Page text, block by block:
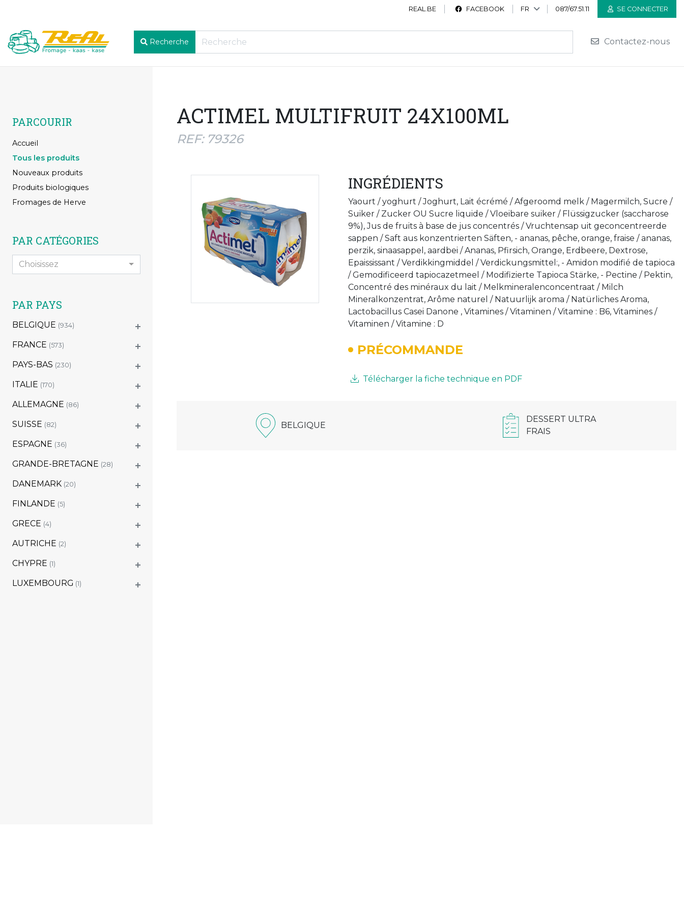
REAL.BE FACEBOOK FR 087/67.51.11 SE CONNECTER
Recherche Contactez-nous
PARCOURIR
Accueil
Tous les produits
Nouveaux produits
Produits biologiques
Fromages de Herve
PAR CATÉGORIES
Choisissez
PAR PAYS
BELGIQUE (934)
FRANCE (573)
PAYS-BAS (230)
ITALIE (170)
ALLEMAGNE (86)
SUISSE (82)
ESPAGNE (36)
GRANDE-BRETAGNE (28)
DANEMARK (20)
FINLANDE (5)
GRECE (4)
AUTRICHE (2)
CHYPRE (1)
LUXEMBOURG (1)
ACTIMEL MULTIFRUIT 24X100ML
REF: 79326
INGRÉDIENTS
Yaourt / yoghurt / Joghurt, Lait écrémé / Afgeroomd melk / Magermilch, Sucre /
Suiker / Zucker OU Sucre liquide / Vloeibare suiker / Flüssigzucker (saccharose
9%), Jus de fruits à base de jus concentrés / Vruchtensap uit geconcentreerde
sappen / Saft aus konzentrierten Säften, - ananas, pêche, orange, fraise / ananas,
perzik, sinaasappel, aardbei / Ananas, Pfirsich, Orange, Erdbeere, Dextrose,
Epaississant / Verdikkingmiddel / Verdickungsmittel:, - Amidon modifié de tapioca
/ Gemodificeerd tapiocazetmeel / Modifizierte Tapioca Stärke, - Pectine / Pektin,
Concentré des minéraux du lait / Melkmineralenconcentraat / Milch
Mineralkonzentrat, Arôme naturel / Natuurlijk aroma / Natürliches Aroma,
Lactobacillus Casei Danone , Vitamines / Vitaminen / Vitamine : B6, Vitamines /
Vitaminen / Vitamine : D
PRÉCOMMANDE
Télécharger la fiche technique en PDF
BELGIQUE
DESSERT ULTRA
FRAIS